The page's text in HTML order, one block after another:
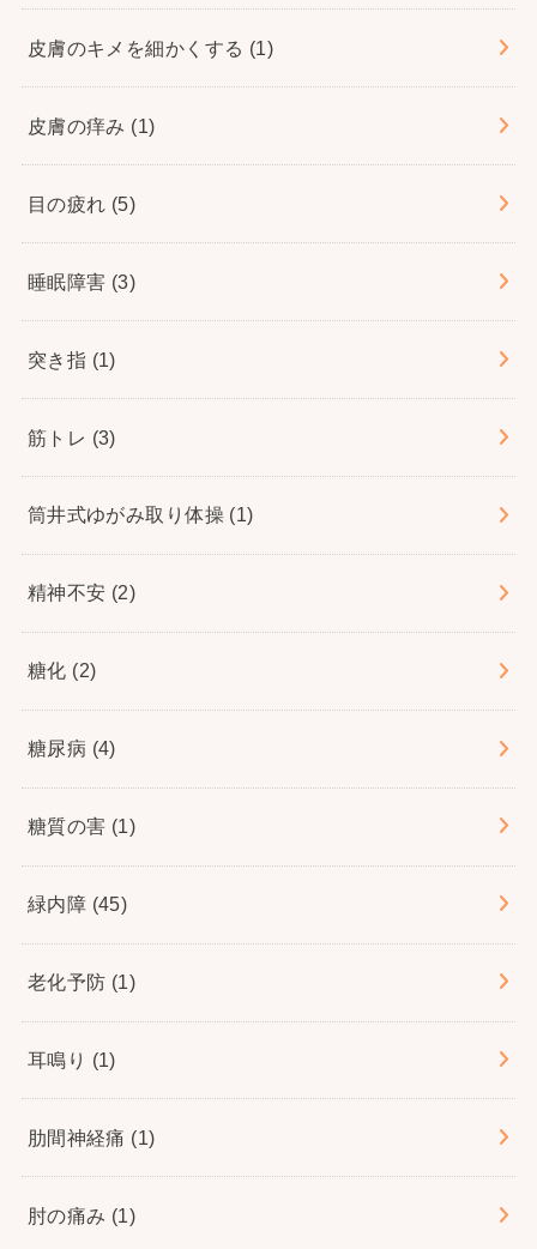
皮膚のキメを細かくする (1)
皮膚の痒み (1)
目の疲れ (5)
睡眠障害 (3)
突き指 (1)
筋トレ (3)
筒井式ゆがみ取り体操 (1)
精神不安 (2)
糖化 (2)
糖尿病 (4)
糖質の害 (1)
緑内障 (45)
老化予防 (1)
耳鳴り (1)
肋間神経痛 (1)
肘の痛み (1)